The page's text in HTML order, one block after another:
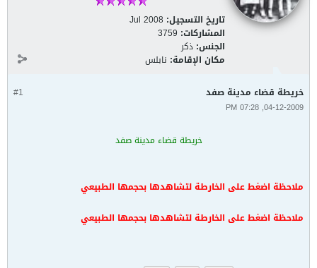
تاريخ التسجيل: Jul 2008
المشاركات: 3759
الجنس: ذكر
مكان الإقامة: نابلس
#1 خريطة قضاء مدينة صفد
04-12-2009, 07:28 PM
خريطة قضاء مدينة صفد
ملاحظة اضغط على الخارطة لتشاهدها بحجمها الطبيعي
ملاحظة اضغط على الخارطة لتشاهدها بحجمها الطبيعي